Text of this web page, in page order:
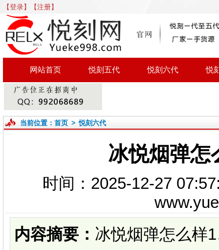
【登录】 【注册】
网站首页 悦刻五代 悦刻六代 悦
当前位置： 首页>悦刻六代
冰悦烟弹怎
时间：2025-12-27
内容摘要： 冰悦烟弹怎么样